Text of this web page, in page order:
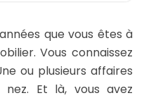
que vous êtes à
Vous connaissez
ou plusieurs affaires
Et là, vous avez